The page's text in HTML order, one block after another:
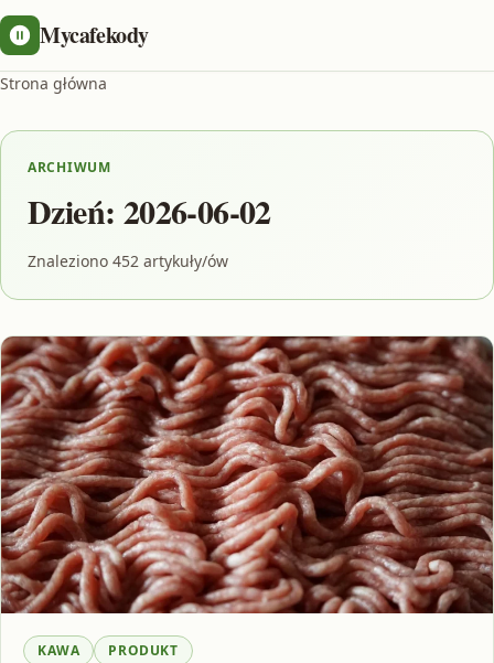
Mycafekody
Strona główna
ARCHIWUM
Dzień: 2026-06-02
Znaleziono 452 artykuły/ów
KAWA PRODUKT